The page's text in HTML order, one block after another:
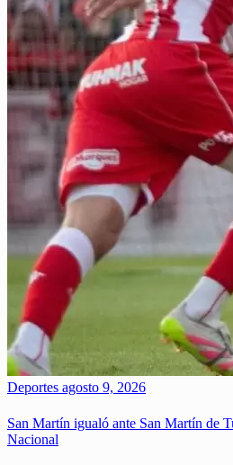
Deportes agosto 9, 2026
San Martín igualó ante San Martín de
Nacional